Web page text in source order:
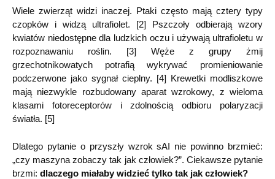
Wiele zwierząt widzi inaczej. Ptaki często mają cztery typy
czopków i widzą ultrafiolet. [2] Pszczoły odbierają wzory
kwiatów niedostępne dla ludzkich oczu i używają ultrafioletu w
rozpoznawaniu roślin. [3] Węże z grupy żmij
grzechotnikowatych potrafią wykrywać promieniowanie
podczerwone jako sygnał cieplny. [4] Krewetki modliszkowe
mają niezwykle rozbudowany aparat wzrokowy, z wieloma
klasami fotoreceptorów i zdolnością odbioru polaryzacji
światła. [5]
Dlatego pytanie o przyszły wzrok sAI nie powinno brzmieć:
„czy maszyna zobaczy tak jak człowiek?”. Ciekawsze pytanie
brzmi: dlaczego miałaby widzieć tylko tak jak człowiek?